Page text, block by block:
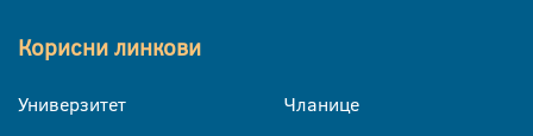
Корисни линкови
Универзитет
Чланице